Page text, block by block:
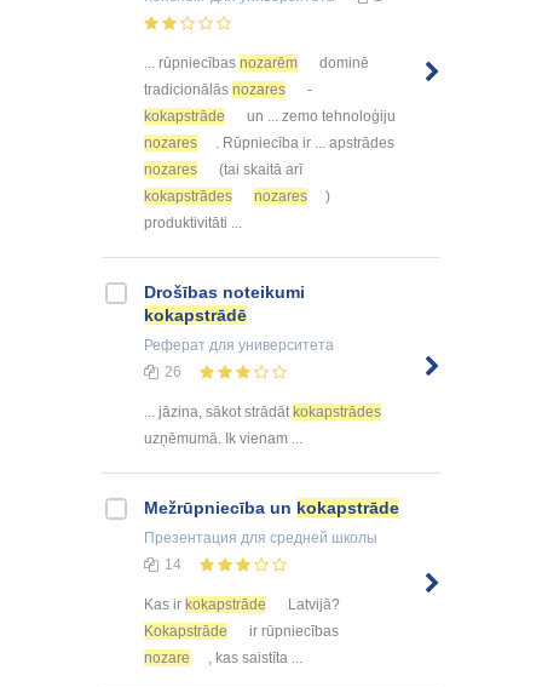
... rūpniecības nozarēm
dominē
tradicionālās nozares
-
kokapstrāde
un ... zemo tehnoloģiju
nozares
. Rūpniecība ir ... apstrādes
nozares
(tai skaitā arī
kokapstrādes
nozares
)
produktivitāti ...
Drošības noteikumi
kokapstrādē
Реферат для университета
26
... jāzina, sākot strādāt kokapstrādes
uzņēmumā. Ik vienam ...
Mežrūpniecība un kokapstrāde
Презентация для средней школы
14
Kas ir kokapstrāde
Latvijā?
Kokapstrāde
ir rūpniecības
nozare
, kas saistīta ...